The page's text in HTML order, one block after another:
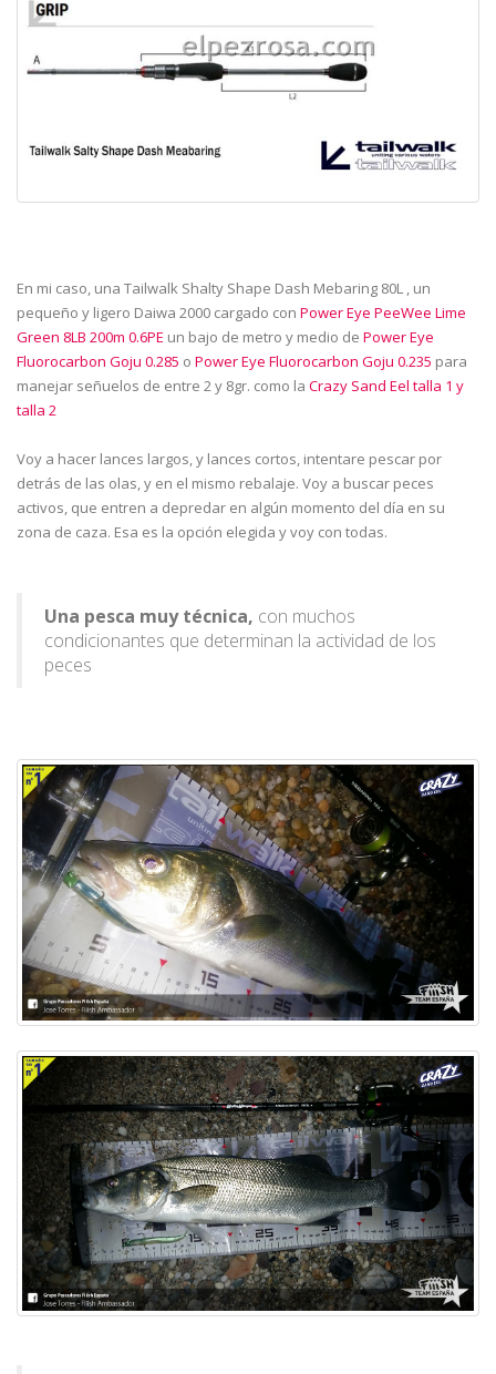
En mi caso, una Tailwalk Shalty Shape Dash Mebaring 80L , un
pequeño y ligero Daiwa 2000 cargado con Power Eye PeeWee Lime
Green 8LB 200m 0.6PE un bajo de metro y medio de Power Eye
Fluorocarbon Goju 0.285 o Power Eye Fluorocarbon Goju 0.235 para
manejar señuelos de entre 2 y 8gr. como la Crazy Sand Eel talla 1 y
talla 2
Voy a hacer lances largos, y lances cortos, intentare pescar por
detrás de las olas, y en el mismo rebalaje. Voy a buscar peces
activos, que entren a depredar en algún momento del día en su
zona de caza. Esa es la opción elegida y voy con todas.
Una pesca muy técnica, con muchos
condicionantes que determinan la actividad de los
peces